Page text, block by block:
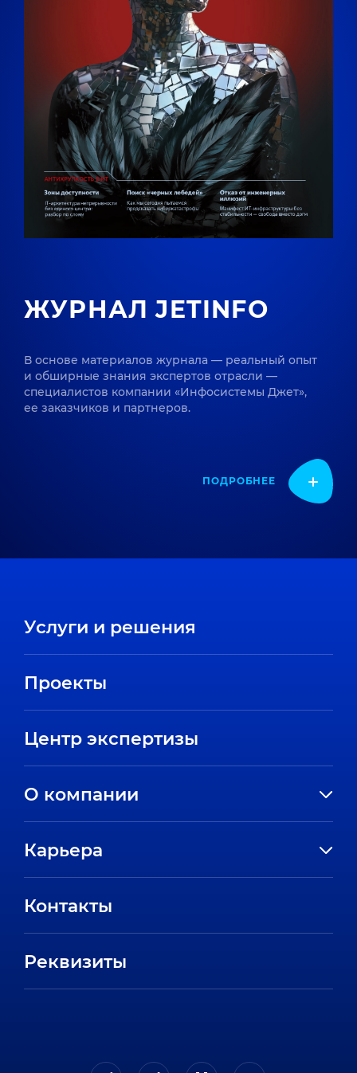
ЖУРНАЛ JETINFO
В основе материалов журнала — реальный опыт
и обширные знания экспертов отрасли —
специалистов компании «Инфосистемы Джет»,
ее заказчиков и партнеров.
ПОДРОБНЕЕ
Услуги и решения
Проекты
Центр экспертизы
О компании
Направления
Карьера
Контакты
Реквизиты